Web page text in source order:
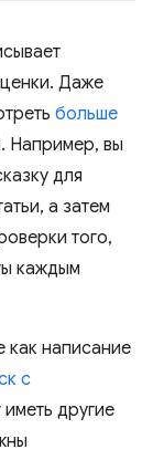
Даже
больше
Например, вы
для
а затем
того,
каждым
как написание
с
иметь другие